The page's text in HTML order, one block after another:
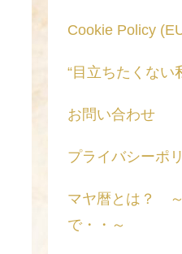
Cookie Policy
“目立ちたくない
お問い合わせ
プライバシーポ
マヤ暦とは？
で・・～